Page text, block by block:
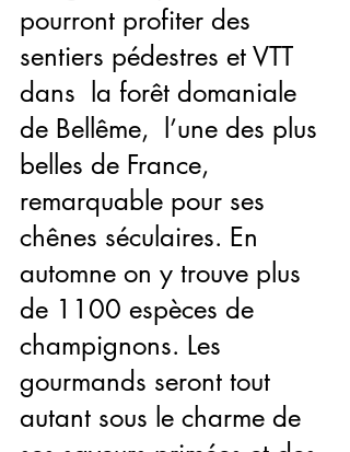
pourront profiter des
sentiers pédestres et VTT
dans  la forêt domaniale
de Bellême,  l’une des plus
belles de France,
remarquable pour ses
chênes séculaires. En
automne on y trouve plus
de 1100 espèces de
champignons. Les
gourmands seront tout
autant sous le charme de